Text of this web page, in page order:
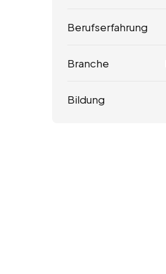
Berufserfahrung
Branche
Bildung